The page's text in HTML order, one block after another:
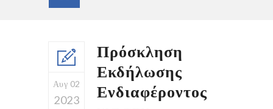
Αυγ 02
2023
Πρόσκληση
Εκδήλωσης
Ενδιαφέροντος